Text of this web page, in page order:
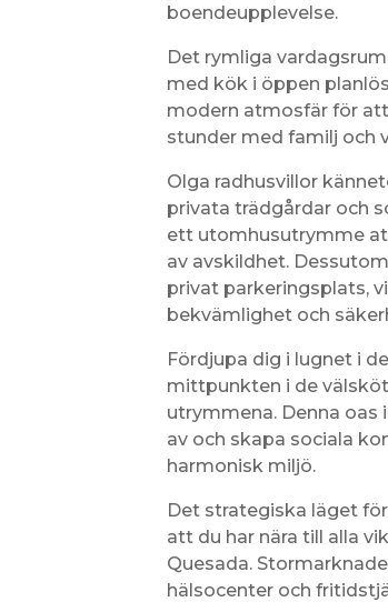
boendeupplevelse.
Det rymliga
med kök i öppen
modern atmosfär för
stunder med familj och
Olga radhusvillor
privata trädgårdar och
ett utomhusutrymme
av avskildhet.
privat parkeringsplats,
bekvämlighet och
Fördjupa dig i lugnet i
mittpunkten i de
utrymmena. Denna
av och skapa sociala
harmonisk miljö.
Det strategiska läget
att du har nära till alla
Quesada.
hälsocenter och